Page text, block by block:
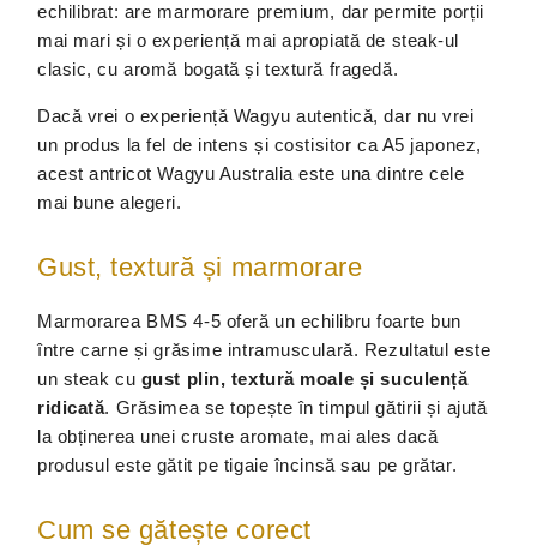
echilibrat: are marmorare premium, dar permite porții
mai mari și o experiență mai apropiată de steak-ul
clasic, cu aromă bogată și textură fragedă.
Dacă vrei o experiență Wagyu autentică, dar nu vrei
un produs la fel de intens și costisitor ca A5 japonez,
acest antricot Wagyu Australia este una dintre cele
mai bune alegeri.
Gust, textură și marmorare
Marmorarea BMS 4-5 oferă un echilibru foarte bun
între carne și grăsime intramusculară. Rezultatul este
un steak cu gust plin, textură moale și suculență
ridicată. Grăsimea se topește în timpul gătirii și ajută
la obținerea unei cruste aromate, mai ales dacă
produsul este gătit pe tigaie încinsă sau pe grătar.
Cum se gătește corect